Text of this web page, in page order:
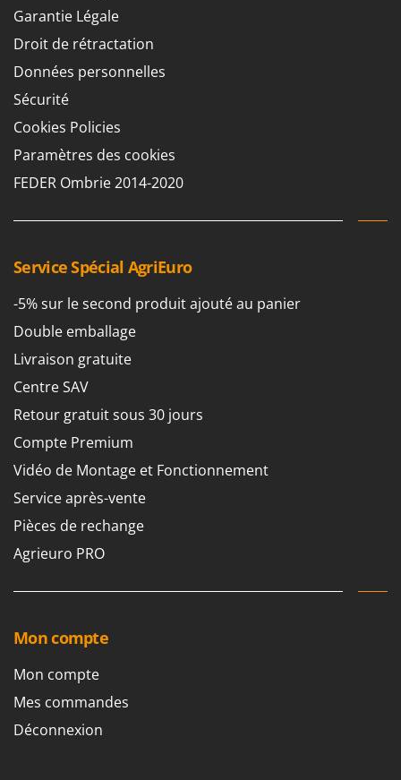
Garantie Légale
Droit de rétractation
Données personnelles
Sécurité
Cookies Policies
Paramètres des cookies
FEDER Ombrie 2014-2020
Service Spécial AgriEuro
-5% sur le second produit ajouté au panier
Double emballage
Livraison gratuite
Centre SAV
Retour gratuit sous 30 jours
Compte Premium
Vidéo de Montage et Fonctionnement
Service après-vente
Pièces de rechange
Agrieuro PRO
Mon compte
Mon compte
Mes commandes
Déconnexion